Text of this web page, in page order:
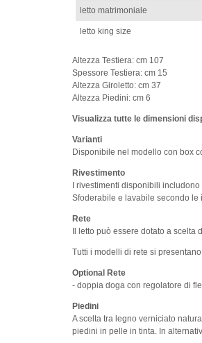
letto matrimoniale
letto king size
Altezza Testiera: cm 107
Spessore Testiera: cm 15
Altezza Giroletto: cm 37
Altezza Piedini: cm 6
Visualizza tutte le dimensioni
Varianti
Disponibile nel modello con box
Rivestimento
I rivestimenti disponibili
Sfoderabile e lavabile secondo
Rete
Il letto può essere dotato a
Tutti i modelli di rete si
Optional Rete
- doppia doga con regolatore di
Piedini
A scelta tra legno verniciato
piedini in pelle in tinta. In